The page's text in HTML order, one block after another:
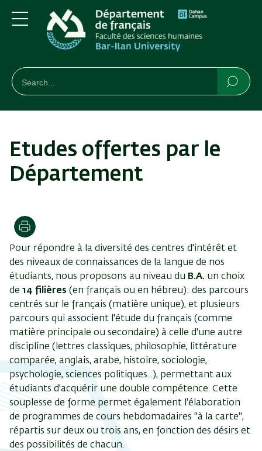
au
contenu
principal
to
main
Navigation
Menu
חיפוש
Rechercher
Etudes offertes par le
Département
Imprimer
Pour répondre à la diversité des centres d'intérêt et
des niveaux de connaissances de la langue de nos
étudiants, nous proposons au niveau du B.A. un choix
de 14 filières (en français ou en hébreu): des parcours
centrés sur le français (matière unique), et plusieurs
parcours qui associent l'étude du français (comme
matière principale ou secondaire) à celle d'une autre
discipline (lettres classiques, philosophie, littérature
comparée, anglais, arabe, histoire, sociologie,
psychologie, sciences politiques...), permettant aux
étudiants d'acquérir une double compétence. Cette
souplesse de forme permet également l'élaboration
de programmes de cours hebdomadaires "à la carte",
répartis sur deux ou trois ans, en fonction des désirs et
des possibilités de chacun.